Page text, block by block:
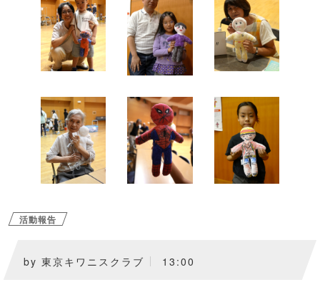
活動報告
by 東京キワニスクラブ 13:00